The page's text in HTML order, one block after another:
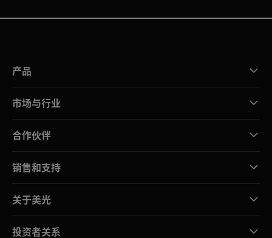
产品
市场与行业
合作伙伴
销售和支持
关于美光
投资者关系